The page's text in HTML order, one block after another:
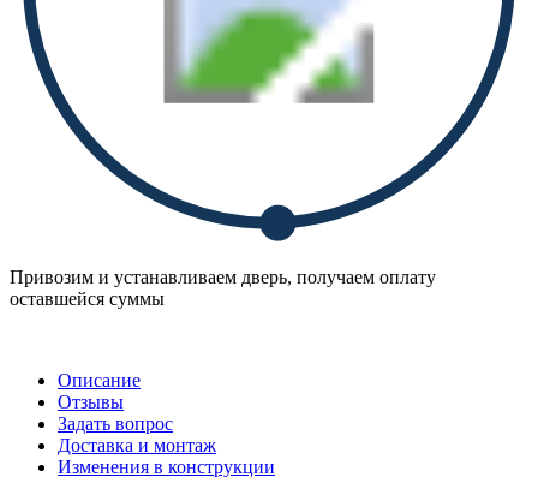
Привозим и устанавливаем дверь, получаем оплату
оставшейся суммы
Описание
Отзывы
Задать вопрос
Доставка и монтаж
Изменения в конструкции